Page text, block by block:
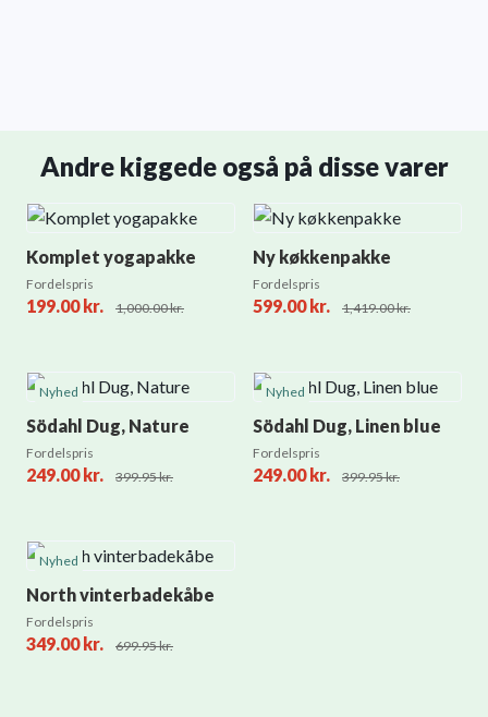
Andre kiggede også på disse varer
Komplet yogapakke
Fordelspris
199.00kr. 1,000.00kr.
Ny køkkenpakke
Fordelspris
599.00kr. 1,419.00kr.
Nyhed
Södahl Dug, Nature
Fordelspris
249.00kr. 399.95kr.
Nyhed
Södahl Dug, Linen blue
Fordelspris
249.00kr. 399.95kr.
Nyhed
North vinterbadekåbe
Fordelspris
349.00kr. 699.95kr.